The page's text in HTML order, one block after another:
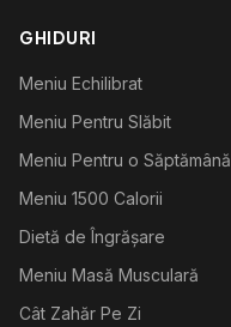
GHIDURI
Meniu Echilibrat
Meniu Pentru Slăbit
Meniu Pentru o Săptămână
Meniu 1500 Calorii
Dietă de Îngrășare
Meniu Masă Musculară
Cât Zahăr Pe Zi